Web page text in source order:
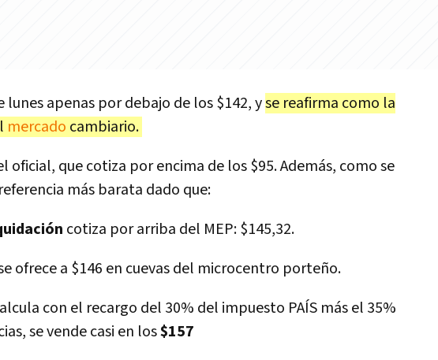
lunes apenas por debajo de los $142, yse reafirma como la
mercado cambiario.
oficial, que cotiza por encima de los $95. Además, como se
más barata dado que:
cotiza por arriba del MEP: $145,32.
ofrece a $146 en cuevas del microcentro porteño.
con el recargo del 30% del impuesto PAÍS más el 35%
se vende casi en los$157